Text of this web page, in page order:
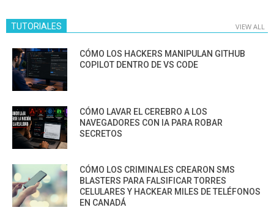
TUTORIALES VIEW ALL
CÓMO LOS HACKERS MANIPULAN GITHUB
COPILOT DENTRO DE VS CODE
CÓMO LAVAR EL CEREBRO A LOS
NAVEGADORES CON IA PARA ROBAR
SECRETOS
CÓMO LOS CRIMINALES CREARON SMS
BLASTERS PARA FALSIFICAR TORRES
CELULARES Y HACKEAR MILES DE TELÉFONOS
EN CANADÁ